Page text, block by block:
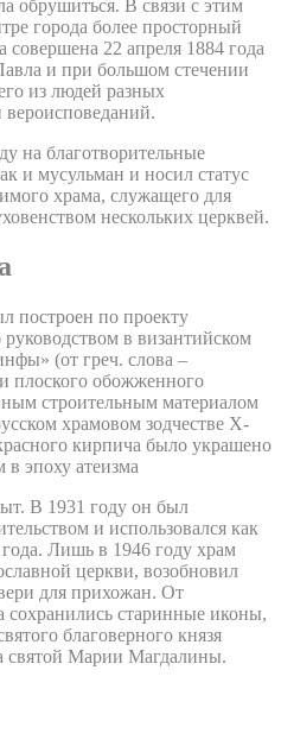
обрушиться. В связи с этим
города более просторный
совершена 22 апреля 1884 года
и при большом стечении
из людей разных
вероисповеданий.
на благотворительные
и мусульман и носил статус
храма, служащего для
нескольких церквей.
построен по проекту
в византийском
(от греч. слова –
плоского обожженного
строительным материалом
храмовом зодчестве X-
кирпича было украшено
эпоху атеизма
В 1931 году он был
и использовался как
Лишь в 1946 году храм
церкви, возобновил
для прихожан. От
сохранились старинные иконы,
благоверного князя
святой Марии Магдалины.